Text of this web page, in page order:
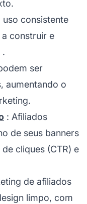
uso consistente
construir e
.
ser
aumentando o
: Afiliados
de seus banners
cliques (CTR) e
de afiliados
limpo, com